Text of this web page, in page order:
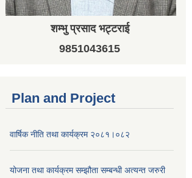
शम्भु प्रसाद भट्टराई
9851043615
Plan and Project
वार्षिक नीति तथा कार्यक्रम २०८१।०८२
योजना तथा कार्यक्रम सम्झौता सम्बन्धी अत्यन्त जरुरी